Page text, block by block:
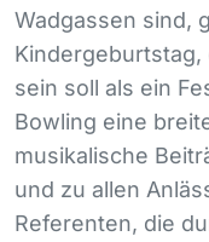
Wadgassen sind,
sein soll als ein
Bowling eine
musikalische
und zu allen
Referenten, die